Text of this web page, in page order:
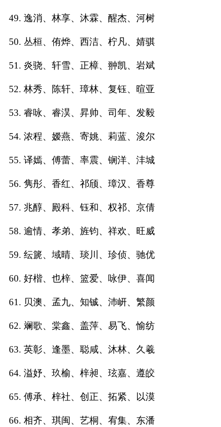
49. 逸消、林享、沐霖、醒杰、河树
50. 丛桓、侑烨、西洁、柠凡、婧骐
51. 炎骁、轩雪、正樟、翀凯、岩斌
52. 林秀、陈轩、璋林、复钰、暄亚
53. 睿咏、睿淏、昇帅、司年、发毅
54. 浓程、嫒燕、寄姚、莉蓝、浚尔
55. 译嫣、傅蕾、率震、锎洋、沣城
56. 隽彤、香红、祁颀、璋汉、香尊
57. 兆醇、殿科、钰和、权祁、京倩
58. 逾情、孝弟、旌钧、祥欢、旺威
59. 纭篪、域晴、琰川、珍侦、驰优
60. 好楷、也梓、篮爱、咏伊、喜闻
61. 贝澳、孟九、知铖、沛岍、繁颜
62. 斓歌、棠鑫、盖萍、易飞、愉纺
63. 英彰、逢墨、聪咸、沐林、久羲
64. 溢妤、玖榆、梓昶、玹嘉、遵皎
65. 傅承、梓社、创正、拓紧、以漠
66. 相齐、琪闽、艺桐、宥集、东潘